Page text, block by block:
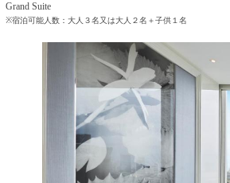
Grand Suite
※宿泊可能人数：大人３名又は大人２名＋子供１名